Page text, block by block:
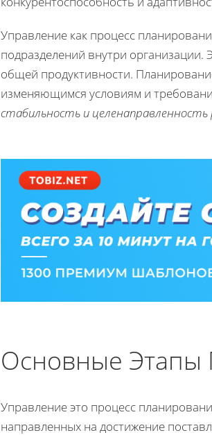
Управление как процесс
подразделений внутри
общей продуктивности.
изменяющимся условиям и
стабильность и целенаправленность
Основные Этапы
Управление это процесс
направленных на достижение